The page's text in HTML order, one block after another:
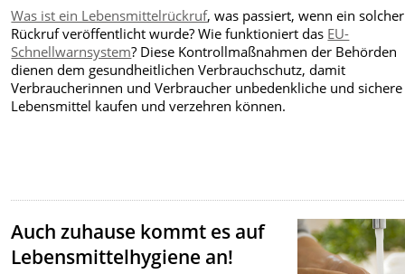
Was ist ein Lebensmittelrückruf, was passiert, wenn ein solcher
Rückruf veröffentlicht wurde? Wie funktioniert das EU-
Schnellwarnsystem? Diese Kontrollmaßnahmen der Behörden
dienen dem gesundheitlichen Verbrauchschutz, damit
Verbraucherinnen und Verbraucher unbedenkliche und sichere
Lebensmittel kaufen und verzehren können.
Auch zuhause kommt es auf
Lebensmittelhygiene an!